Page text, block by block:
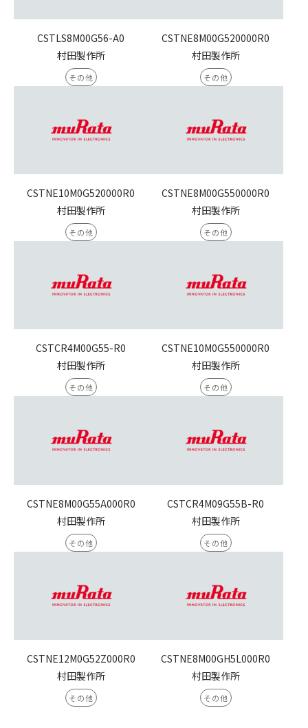
CSTLS8M00G56-A0
村田製作所
その他
CSTNE8M00G520000R0
村田製作所
その他
CSTNE10M0G520000R0
村田製作所
その他
CSTNE8M00G550000R0
村田製作所
その他
CSTCR4M00G55-R0
村田製作所
その他
CSTNE10M0G550000R0
村田製作所
その他
CSTNE8M00G55A000R0
村田製作所
その他
CSTCR4M09G55B-R0
村田製作所
その他
CSTNE12M0G52Z000R0
村田製作所
その他
CSTNE8M00GH5L000R0
村田製作所
その他